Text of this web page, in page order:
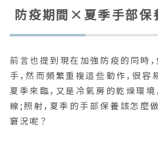
防疫期間×夏季手部保
前言也提到現在加強防疫的同時
手，然而頻繁重複這些動作，很容
夏季來臨，又是冷氣房的乾燥環
線;照射，夏季的手部保養該怎麼
窘況呢？